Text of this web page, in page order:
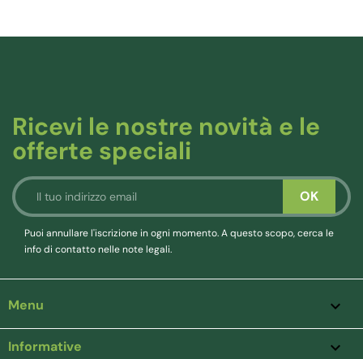
Ricevi le nostre novità e le
offerte speciali
Puoi annullare l'iscrizione in ogni momento. A questo scopo, cerca le
info di contatto nelle note legali.
Menu 
Informative 